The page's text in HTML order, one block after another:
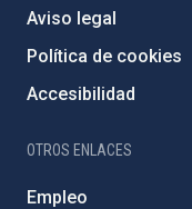
Aviso legal
Política de cookies
Accesibilidad
OTROS ENLACES
Empleo